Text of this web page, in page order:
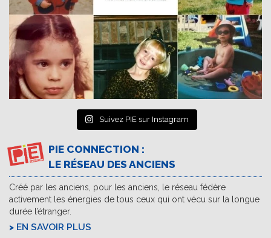
Suivez PIE sur Instagram
PIE CONNECTION :
LE RÉSEAU DES ANCIENS
Créé par les anciens, pour les anciens, le réseau fédère
activement les énergies de tous ceux qui ont vécu sur la longue
durée l’étranger.
EN SAVOIR PLUS